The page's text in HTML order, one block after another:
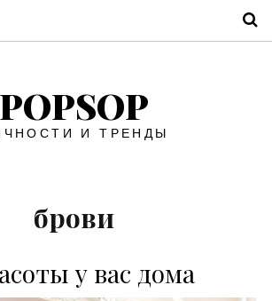
POPSOP
И ТРЕНДЫ
брови
у вас дома